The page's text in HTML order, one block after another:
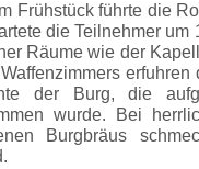
Frühstück führte die
die Teilnehmer
Räume wie der
der Burg, die
wurde. Bei
Burgbräus